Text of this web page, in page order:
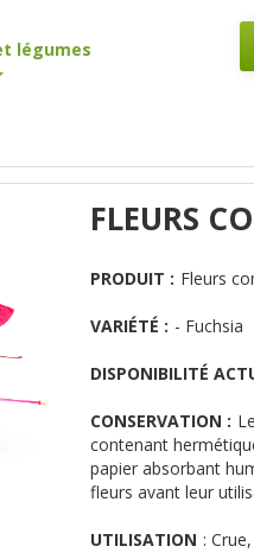
légumes
FLEURS
PRODUIT : Fleurs
VARIÉTÉ : - Fuchsia
DISPONIBILITÉ
CONSERVATION :
contenant
papier absorbant
fleurs avant leur
UTILISATION :